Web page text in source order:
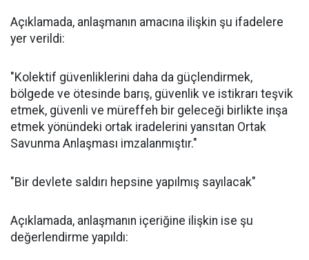
Açıklamada, anlaşmanın amacına ilişkin şu ifadelere
yer verildi:
"Kolektif güvenliklerini daha da güçlendirmek,
bölgede ve ötesinde barış, güvenlik ve istikrarı teşvik
etmek, güvenli ve müreffeh bir geleceği birlikte inşa
etmek yönündeki ortak iradelerini yansıtan Ortak
Savunma Anlaşması imzalanmıştır."
"Bir devlete saldırı hepsine yapılmış sayılacak"
Açıklamada, anlaşmanın içeriğine ilişkin ise şu
değerlendirme yapıldı: